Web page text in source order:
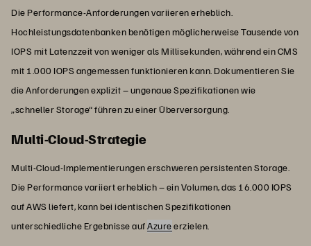
Die Performance-Anforderungen variieren erheblich.
Hochleistungsdatenbanken benötigen möglicherweise Tausende von
IOPS mit Latenzzeit von weniger als Millisekunden, während ein CMS
mit 1.000 IOPS angemessen funktionieren kann. Dokumentieren Sie
die Anforderungen explizit – ungenaue Spezifikationen wie
„schneller Storage“ führen zu einer Überversorgung.
Multi-Cloud-Strategie
Multi-Cloud-Implementierungen erschweren persistenten Storage.
Die Performance variiert erheblich – ein Volumen, das 16.000 IOPS
auf AWS liefert, kann bei identischen Spezifikationen
unterschiedliche Ergebnisse aufAzureerzielen.